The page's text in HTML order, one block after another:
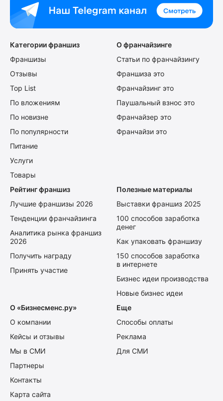
Категории франшиз
Франшизы
Отзывы
Top List
По вложениям
По новизне
По популярности
Питание
Услуги
Товары
О франчайзинге
Статьи по франчайзингу
Франшиза это
Франчайзинг это
Паушальный взнос это
Франчайзер это
Франчайзи это
Рейтинг франшиз
Лучшие франшизы 2026
Тенденции франчайзинга
Аналитика рынка франшиз
2026
Получить награду
Принять участие
Полезные материалы
Выставки франшиз 2025
100 способов заработка
денег
Как упаковать франшизу
150 способов заработка
в интернете
Бизнес идеи производства
Новые бизнес идеи
О «Бизнесменс.ру»
О компании
Кейсы и отзывы
Мы в СМИ
Партнеры
Контакты
Карта сайта
Еще
Способы оплаты
Реклама
Для СМИ